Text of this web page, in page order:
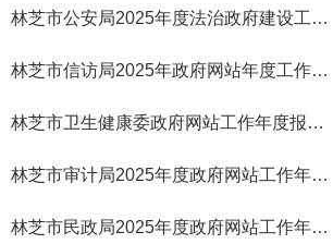
林芝市公安局2025年度法治政府建设工作报告
林芝市信访局2025年政府网站年度工作报表
林芝市卫生健康委政府网站工作年度报表2025年
林芝市审计局2025年度政府网站工作年度报表
林芝市民政局2025年度政府网站工作年度报表